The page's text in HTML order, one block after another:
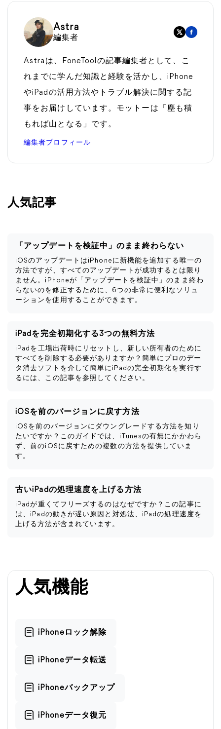
Astra
編集者
Astraは、FoneToolの記事編集者として、こ
れまでに学んだ知識と経験を活かし、iPhone
やiPadの活用方法やトラブル解決に関する記
事をお届けしています。モットーは「塵も積
もれば山となる」です。
編集者プロフィール
人気記事
「アップデートを検証中」のまま終わらない
iOSのアップデートはiPhoneに新機能を追加する唯一の
方法ですが、すべてのアップデートが成功するとは限り
ません。iPhoneが「アップデートを検証中」のまま終わ
らないのを修正するために、6つの非常に便利なソリュ
ーションを使用することができます。
iPadを完全初期化する3つの無料方法
iPadを工場出荷時にリセットし、新しい所有者のために
すべてを削除する必要がありますか？簡単にプロのデー
タ消去ソフトを介して簡単にiPadの完全初期化を実行す
るには、この記事を参照してください。
iOSを前のバージョンに戻す方法
iOSを前のバージョンにダウングレードする方法を知り
たいですか？このガイドでは、iTunesの有無にかかわら
ず、前のiOSに戻すための複数の方法を提供していま
す。
古いiPadの処理速度を上げる方法
iPadが重くてフリーズするのはなぜですか？この記事に
は、iPadの動きが遅い原因と対処法、iPadの処理速度を
上げる方法が含まれています。
人気機能
iPhoneロック解除
iPhoneデータ転送
iPhoneバックアップ
iPhoneデータ復元